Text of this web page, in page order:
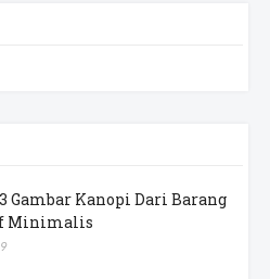
Gambar Kanopi Dari Barang
Minimalis